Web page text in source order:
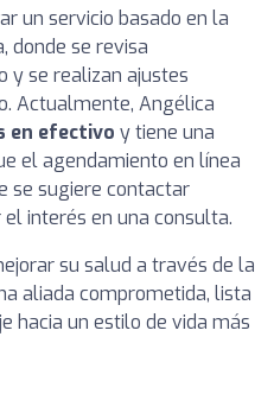
un servicio basado en la
donde se revisa
y se realizan ajustes
Actualmente, Angélica
en efectivo y tiene una
el agendamiento en línea
se sugiere contactar
interés en una consulta.
su salud a través de la
aliada comprometida, lista
hacia un estilo de vida más